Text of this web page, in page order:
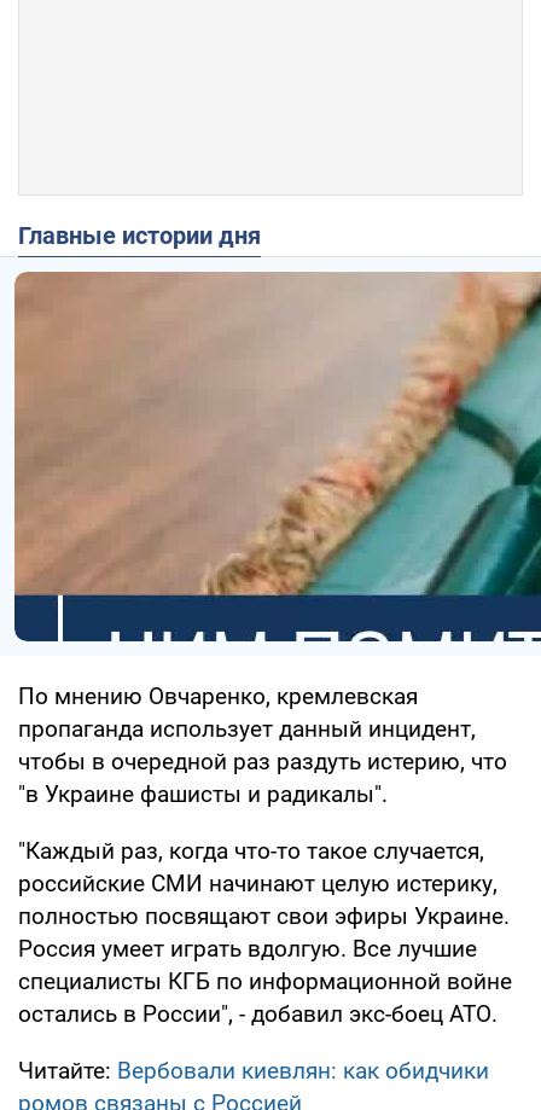
Главные истории дня
По мнению Овчаренко, кремлевская
пропаганда использует данный инцидент,
чтобы в очередной раз раздуть истерию, что
"в Украине фашисты и радикалы".
"Каждый раз, когда что-то такое случается,
российские СМИ начинают целую истерику,
полностью посвящают свои эфиры Украине.
Россия умеет играть вдолгую. Все лучшие
специалисты КГБ по информационной войне
остались в России", - добавил экс-боец АТО.
Читайте: Вербовали киевлян: как обидчики
ромов связаны с Россией